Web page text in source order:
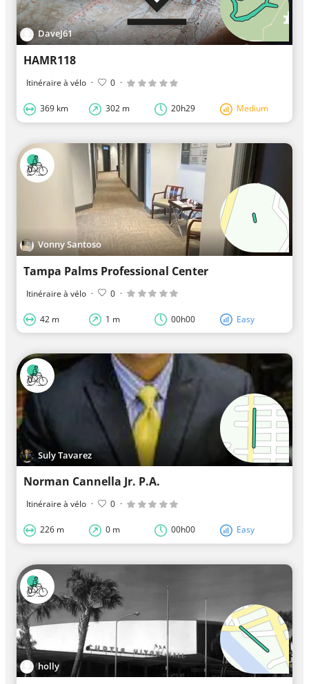
DaveJ61
HAMR118
Itinéraire à vélo · 0 ·
369 km 302 m 20h29 Medium
Vonny Santoso
Tampa Palms Professional Center
Itinéraire à vélo · 0 ·
42 m 1 m 00h00 Easy
Suly Tavarez
Norman Cannella Jr. P.A.
Itinéraire à vélo · 0 ·
226 m 0 m 00h00 Easy
holly